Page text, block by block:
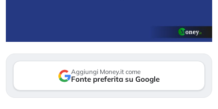
Aggiungi Money.it come
Fonte preferita su Google